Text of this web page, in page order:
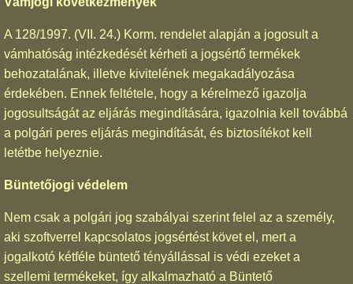
A 128/1997. (VII. 24.) Korm. rendelet alapján a jogosult a
vámhatóság intézkedését kérheti a jogsértő termékek
behozatalának, illetve kivitelének megakadályozása
érdekében. Ennek feltétele, hogy a kérelmező igazolja
jogosultságát az eljárás megindítására, igazolnia kell továbbá
a polgári peres eljárás megindítását, és biztosítékot kell
letétbe helyeznie.
Büntetőjogi védelem
Nem csak a polgári jog szabályai szerint felel az a személy,
aki szoftverrel kapcsolatos jogsértést követ el, mert a
jogalkotó kétféle büntető tényállással is védi ezeket a
szellemi termékeket, így alkalmazható a Büntető